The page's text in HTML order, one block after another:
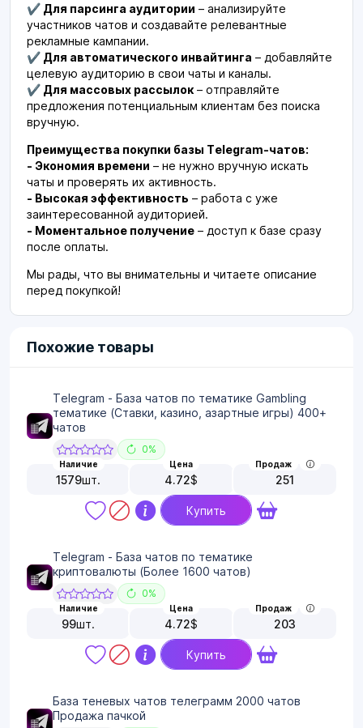
✔ Для парсинга аудитории – анализируйте
участников чатов и создавайте релевантные
рекламные кампании.
✔ Для автоматического инвайтинга – добавляйте
целевую аудиторию в свои чаты и каналы.
✔ Для массовых рассылок – отправляйте
предложения потенциальным клиентам без поиска
вручную.
Преимущества покупки базы Telegram-чатов:
- Экономия времени – не нужно вручную искать
чаты и проверять их активность.
- Высокая эффективность – работа с уже
заинтересованной аудиторией.
- Моментальное получение – доступ к базе сразу
после оплаты.
Мы рады, что вы внимательны и читаете описание
перед покупкой!
Похожие товары
Telegram - База чатов по тематике Gambling
тематике (Ставки, казино, азартные игры) 400+
чатов
0%
Наличие
1579шт.
Цена
4.72$
Продаж
251
Купить
Telegram - База чатов по тематике
криптовалюты (Более 1600 чатов)
0%
Наличие
99шт.
Цена
4.72$
Продаж
203
Купить
База теневых чатов телеграмм 2000 чатов
Продажа пачкой